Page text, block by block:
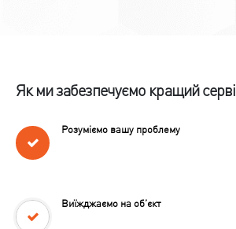
Як ми забезпечуємо кращий
Розуміємо вашу проблему
Виїжджаємо на об’єкт